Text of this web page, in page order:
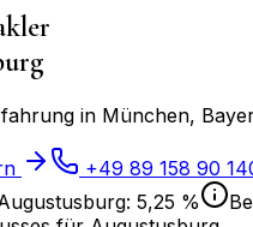
in München,
+49 89 158 90
: 5,25 %